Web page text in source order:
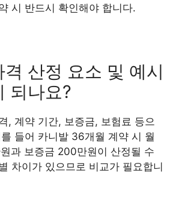
시 반드시 확인해야 합니다.
산정 요소 및 예시
되나요?
, 계약 기간, 보증금, 보험료 등으
들어 카니발 36개월 계약 시 월
과 보증금 200만원이 산정될 수
차이가 있으므로 비교가 필요합니